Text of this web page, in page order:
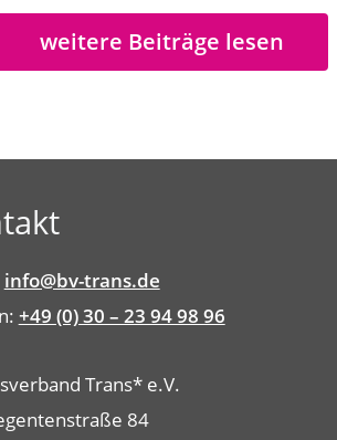
weitere Beiträge lesen
info@bv-trans.de
+49 (0) 30 – 23 94 98 96
Trans* e.V.
84